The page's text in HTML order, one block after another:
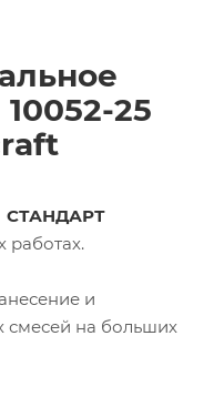
25
СТАНДАРТ
работах.
и
смесей на больших